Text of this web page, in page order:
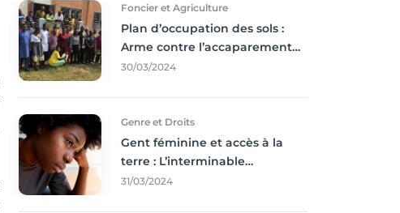
Foncier et Agriculture
Plan d’occupation des sols :
Arme contre l’accaparement
des terres
30/03/2024
Genre et Droits
Gent féminine et accès à la
terre : L’interminable
recherche des droits
31/03/2024